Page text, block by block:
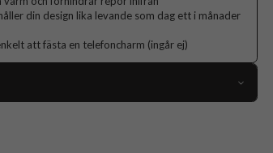
din design lika levande som dag ett i månader
att fästa en telefoncharm (ingår ej)